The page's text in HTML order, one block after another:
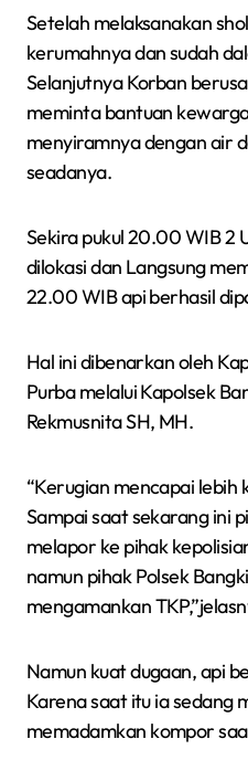
Setelah melaksanakan
kerumahnya dan sudah
Selanjutnya Korban
meminta bantuan
menyiramnya dengan air
seadanya.
Sekira pukul 20.00 WIB 2
dilokasi dan Langsung
22.00 WIB api berhasil
Hal ini dibenarkan oleh
Purba melalui Kapolsek
Rekmusnita SH, MH.
“Kerugian mencapai lebih
Sampai saat sekarang ini
melapor ke pihak
namun pihak Polsek
mengamankan
Namun kuat dugaan, api
Karena saat itu ia sedang
memadamkan kompor